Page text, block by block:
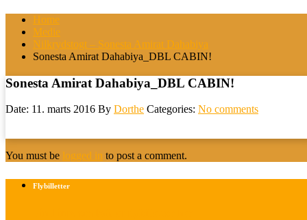
Home
Medie
Nilkrydstogt – Sonesta Amirat Dahabiya
Sonesta Amirat Dahabiya_DBL CABIN!
Sonesta Amirat Dahabiya_DBL CABIN!
Date: 11. marts 2016 By Dorthe Categories: No comments
You must be logged in to post a comment.
Flybilletter